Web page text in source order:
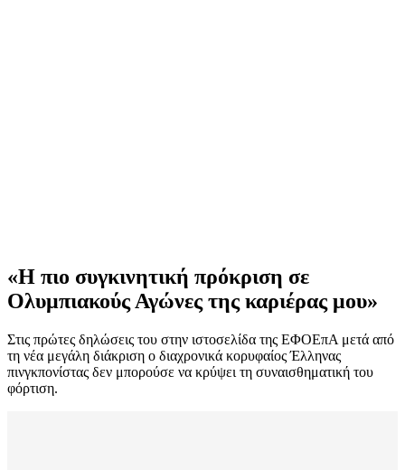
«Η πιο συγκινητική πρόκριση σε
Ολυμπιακούς Αγώνες της καριέρας μου»
Στις πρώτες δηλώσεις του στην ιστοσελίδα της ΕΦΟΕπΑ μετά από
τη νέα μεγάλη διάκριση ο διαχρονικά κορυφαίος Έλληνας
πινγκπονίστας δεν μπορούσε να κρύψει τη συναισθηματική του
φόρτιση.